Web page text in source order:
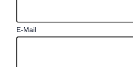
E-Mail